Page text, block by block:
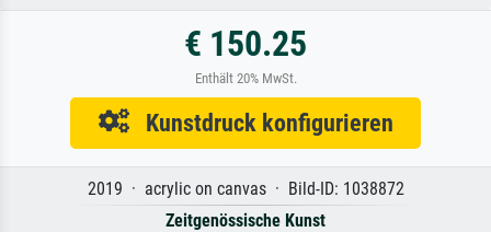
€ 150.25
Enthält 20% MwSt.
Kunstdruck konfigurieren
2019 · acrylic on canvas · Bild-ID: 1038872
Zeitgenössische Kunst